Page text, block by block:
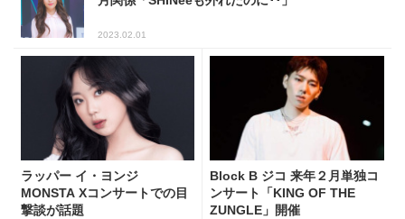
2023.02.01
ラッパー イ・ヨンジ
MONSTA Xコンサートでの目
撃談が話題
Block B ジコ 来年２月単独コ
ンサート「KING OF THE
ZUNGLE」開催